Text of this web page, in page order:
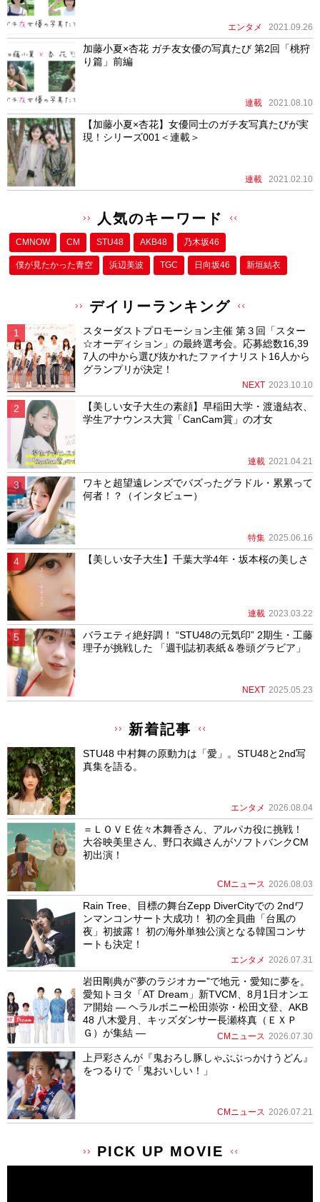
エンタメ 2021.09.26
加藤小夏×杏花 ガチ友女優の写真たび 第2回「桃狩
り篇」前編
連載 2021.08.10
【加藤小夏×杏花】女優同士のガチ友写真たびが実
現！シリーズ001＜連載＞
連載 2021.02.10
人気のキーワード
CMNOW CM STU48 AKB48 乃木坂46
僕が⾒たかった⻘空 浜辺美波 TGC 日向坂46 新垣結衣
デイリーランキング
スターダストプロモーション主催 第３回「スター
☆オーディション」の最終選考会。応募総数16,39
7人の中から選び抜かれたファイナリスト16人から
グランプリが決定！
NEXT 2023.10.10
【美しい女子大生の素顔】早稲田大学・渡邉結衣、
学生アナウンス大賞「CanCam賞」の才女
連載 2021.04.21
ワキと超望遠レンズでバズったグラドル・累累って
何者！？（インタビュー）
特集 2025.06.16
【美しい女子大生】千葉大学4年・坂本桜の美しさ
連載 2023.03.22
バラエティ絶好調！ “STU48の元気印” 2期生・工藤
理子が挑戦した 「週刊誌初表紙＆巻頭グラビア」
NEXT 2025.05.23
新着記事
STU48 中村舞の原動力は「愛」。STU48と2nd写
真集を語る。
エンタメ 2026.08.04
＝ＬＯＶＥ佐々木舞香さん、アルパカ役に挑戦！
大谷映美里さん、野口衣織さんがソフトバンクCM
初出演！
CMニュース 2026.08.03
Rain Tree、目標の舞台Zepp DiverCityでの 2ndワ
ンマンコンサート大成功！ 初の全員曲「台風の
夜」初披露！ 初の海外単独公演となる韓国コンサ
ートも決定！
エンタメ 2026.07.31
岩田剛典が”夢のラジオカー”で地元・愛知に夢を。
愛知トヨタ「AT Dream」新TVCM、8月1日オンエ
ア開始 ― ヘラルボニー松田崇弥・松田文登、AKB
48 八木愛月、キッズダンサー長瀬柊真（ＥＸＰ
Ｇ）が集結 ―
CMニュース 2026.07.30
上戸彩さんが『鬼おろし豚しゃぶぶっかけうどん』
をつるりで「鬼おいしい！」
CMニュース 2026.07.21
PICK UP MOVIE